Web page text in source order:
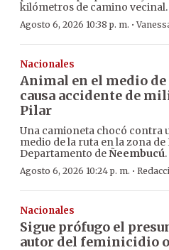
kilómetros de camino vecinal.
Agosto 6, 2026 10:38 p. m. ·
Nacionales
Animal en el medio de
causa accidente de
Pilar
Una camioneta chocó contra
medio de la ruta en la zona de
Departamento deÑeembucú.
Agosto 6, 2026 10:24 p. m. ·
Nacionales
Sigue prófugo el
autor del feminicidio